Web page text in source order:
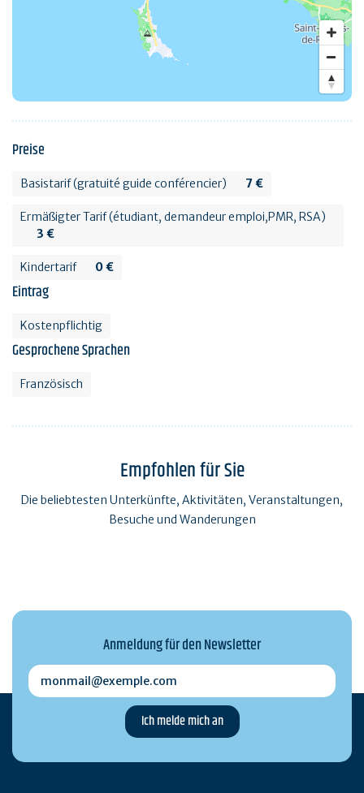
Preise
Basistarif (gratuité guide conférencier) 7 €
Ermäßigter Tarif (étudiant, demandeur emploi,PMR, RSA)
3 €
Kindertarif 0 €
Eintrag
Kostenpflichtig
Gesprochene Sprachen
Französisch
Empfohlen für Sie
Die beliebtesten Unterkünfte, Aktivitäten, Veranstaltungen,
Besuche und Wanderungen
Anmeldung für den Newsletter
monmail@exemple.com